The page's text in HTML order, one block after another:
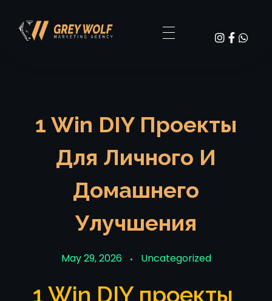
1 Win DIY Проекты
Для Личного И
Домашнего
Улучшения
May 29, 2026 Uncategorized
1 Win DIY проекты